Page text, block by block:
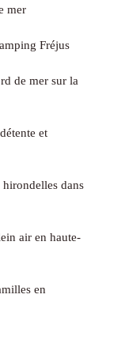
mer
Fréjus
de mer sur la
et
dans
air en haute-
en